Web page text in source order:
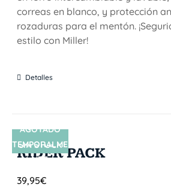
correas en blanco, y protección
rozaduras para el mentón.
estilo con Miller!
Detalles
SIN STOCK
AGOTADO
TEMPORALME
NTE
RIDER PACK
39,95€